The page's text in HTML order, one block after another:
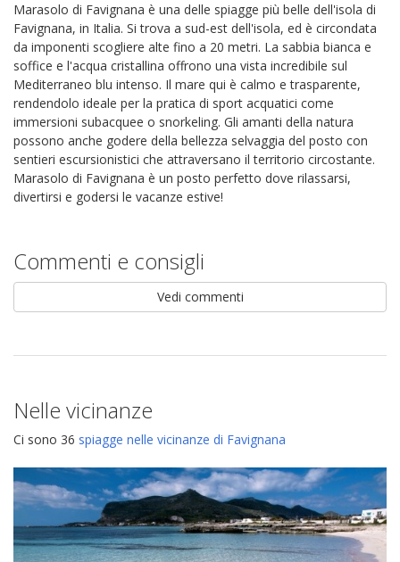
Marasolo di Favignana è una delle spiagge più belle dell'isola di
Favignana, in Italia. Si trova a sud-est dell'isola, ed è circondata
da imponenti scogliere alte fino a 20 metri. La sabbia bianca e
soffice e l'acqua cristallina offrono una vista incredibile sul
Mediterraneo blu intenso. Il mare qui è calmo e trasparente,
rendendolo ideale per la pratica di sport acquatici come
immersioni subacquee o snorkeling. Gli amanti della natura
possono anche godere della bellezza selvaggia del posto con
sentieri escursionistici che attraversano il territorio circostante.
Marasolo di Favignana è un posto perfetto dove rilassarsi,
divertirsi e godersi le vacanze estive!
Commenti e consigli
Vedi commenti
Nelle vicinanze
Ci sono 36 spiagge nelle vicinanze di Favignana